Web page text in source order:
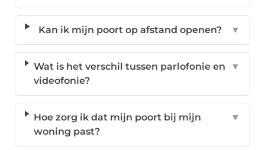
Kan ik mijn poort op afstand openen? ▼
Wat is het verschil tussen parlofonie en
videofonie?
▼
Hoe zorg ik dat mijn poort bij mijn
woning past?
▼